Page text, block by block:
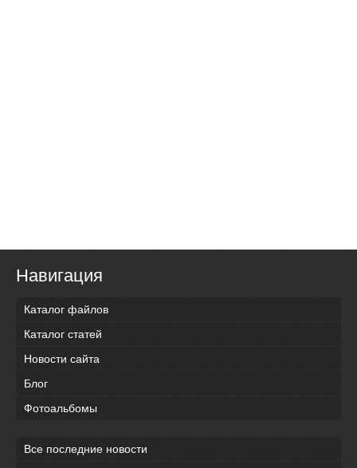
Навигация
Каталог файлов
Каталог статей
Новости сайта
Блог
Фотоальбомы
Все последние новости